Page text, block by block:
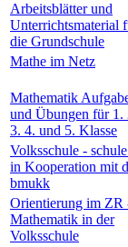
Arbeitsblätter und
Unterrichtsmaterial
die Grundschule
Mathe im Netz
Mathematik
und Übungen für 1.
3. 4. und 5. Klasse
Volksschule -
in Kooperation mit
bmukk
Orientierung im ZR
Mathematik in der
Volksschule